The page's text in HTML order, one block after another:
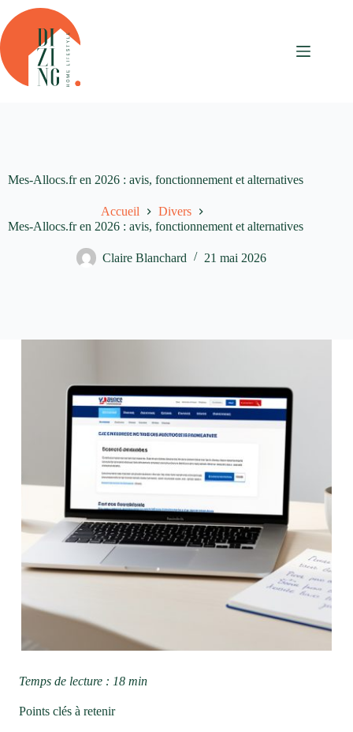
Passer
au
contenu
Mes-Allocs.fr en 2026 : avis, fonctionnement et alternatives
Accueil
Divers
Mes-Allocs.fr en 2026 : avis, fonctionnement et alternatives
Claire Blanchard 21 mai 2026
Temps de lecture : 18 min
Points clés à retenir